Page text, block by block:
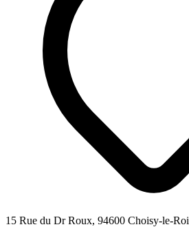
15 Rue du Dr Roux, 94600 Choisy-le-Roi